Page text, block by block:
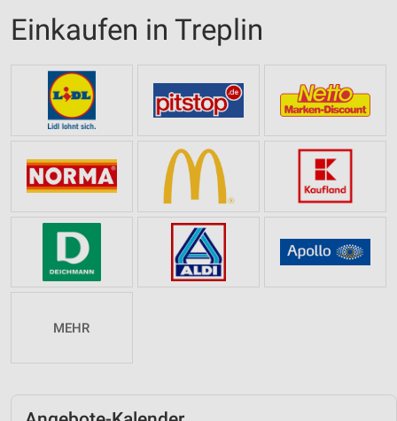
Einkaufen in Treplin
MEHR